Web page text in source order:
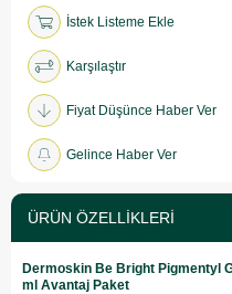
İstek Listeme Ekle
Karşılaştır
Fiyat Düşünce Haber Ver
Gelince Haber Ver
ÜRÜN ÖZELLIKLERI
Dermoskin Be Bright Pigmentyl
ml Avantaj Paket